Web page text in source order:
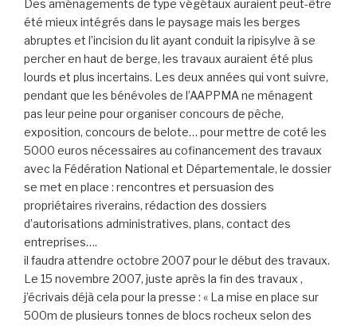
Des aménagements de type végétaux auraient peut-être
été mieux intégrés dans le paysage mais les berges
abruptes et l’incision du lit ayant conduit la ripisylve à se
percher en haut de berge, les travaux auraient été plus
lourds et plus incertains. Les deux années qui vont suivre,
pendant que les bénévoles de l’AAPPMA ne ménagent
pas leur peine pour organiser concours de pêche,
exposition, concours de belote… pour mettre de coté les
5000 euros nécessaires au cofinancement des travaux
avec la Fédération National et Départementale, le dossier
se met en place : rencontres et persuasion des
propriétaires riverains, rédaction des dossiers
d’autorisations administratives, plans, contact des
entreprises….
il faudra attendre octobre 2007 pour le début des travaux.
Le 15 novembre 2007, juste après la fin des travaux ,
j’écrivais déjà cela pour la presse : « La mise en place sur
500m de plusieurs tonnes de blocs rocheux selon des